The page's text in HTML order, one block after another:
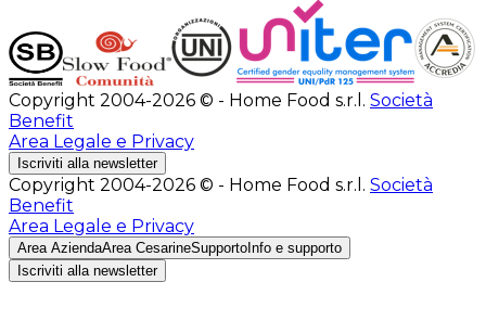
Copyright 2004-2026 © - Home Food s.r.l. Società
Benefit
Area Legale e Privacy
Iscriviti alla newsletter
Copyright 2004-2026 © - Home Food s.r.l. Società
Benefit
Area Legale e Privacy
Area AziendaArea CesarineSupporto Info e supporto
Iscriviti alla newsletter